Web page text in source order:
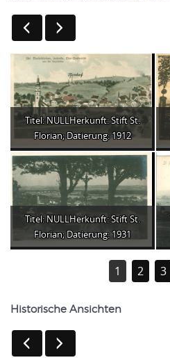
Titel: NULLHerkunft: Stift St.
Florian; Datierung: 1912
Titel: NULLHerkunft: Stift St.
Florian; Datierung: 1931
1 2 3
Historische Ansichten